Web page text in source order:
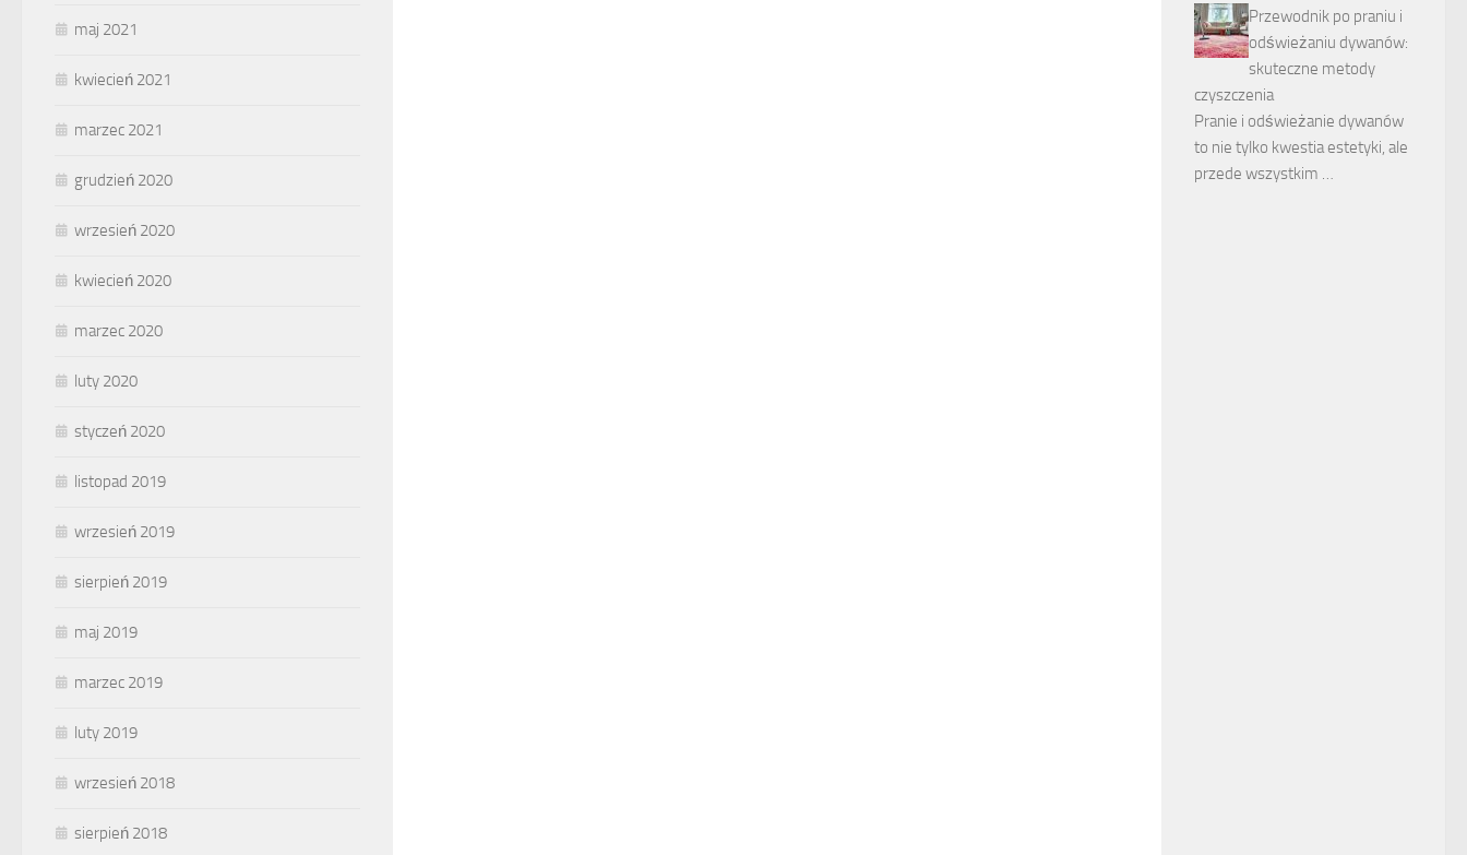
maj 2021
kwiecień 2021
marzec 2021
grudzień 2020
wrzesień 2020
kwiecień 2020
marzec 2020
luty 2020
styczeń 2020
listopad 2019
wrzesień 2019
sierpień 2019
maj 2019
marzec 2019
luty 2019
wrzesień 2018
sierpień 2018
Przewodnik po praniu i
odświeżaniu dywanów:
skuteczne metody
czyszczenia
Pranie i odświeżanie dywanów
to nie tylko kwestia estetyki, ale
przede wszystkim …